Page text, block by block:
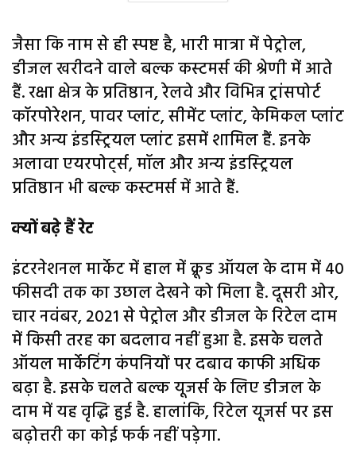
जैसा कि नाम से ही स्पष्ट है, भारी मात्रा में पेट्रोल,
डीजल खरीदने वाले बल्क कस्टमर्स की श्रेणी में आते
हैं. रक्षा क्षेत्र के प्रतिष्ठान, रेलवे और विभिन्न ट्रांसपोर्ट
कॉरपोरेशन, पावर प्लांट, सीमेंट प्लांट, केमिकल प्लांट
और अन्य इंडस्ट्रियल प्लांट इसमें शामिल हैं. इनके
अलावा एयरपोर्ट्स, मॉल और अन्य इंडस्ट्रियल
प्रतिष्ठान भी बल्क कस्टमर्स में आते हैं.
क्यों बढ़े हैं रेट
इंटरनेशनल मार्केट में हाल में क्रूड ऑयल के दाम में 40
फीसदी तक का उछाल देखने को मिला है. दूसरी ओर,
चार नवंबर, 2021 से पेट्रोल और डीजल के रिटेल दाम
में किसी तरह का बदलाव नहीं हुआ है. इसके चलते
ऑयल मार्केटिंग कंपनियों पर दबाव काफी अधिक
बढ़ा है. इसके चलते बल्क यूजर्स के लिए डीजल के
दाम में यह वृद्धि हुई है. हालांकि, रिटेल यूजर्स पर इस
बढ़ोत्तरी का कोई फर्क नहीं पड़ेगा.